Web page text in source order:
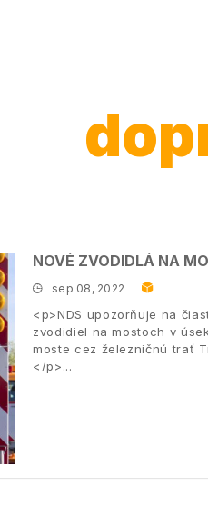
NOVÉ ZVODIDLÁ NA
sep 08, 2022
<p>NDS upozorňuje na
zvodidiel na mostoch v
moste cez železničnú trať
</p>